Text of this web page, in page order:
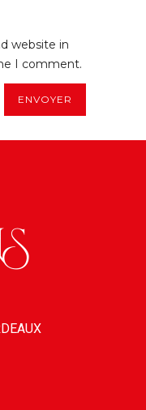
website in
I comment.